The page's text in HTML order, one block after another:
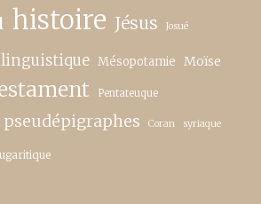
histoire Jésus Josué
linguistique Mésopotamie Moïse
Pentateuque
pseudépigraphes Coran syriaque